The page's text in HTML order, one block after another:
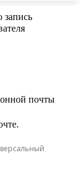
запись
почты